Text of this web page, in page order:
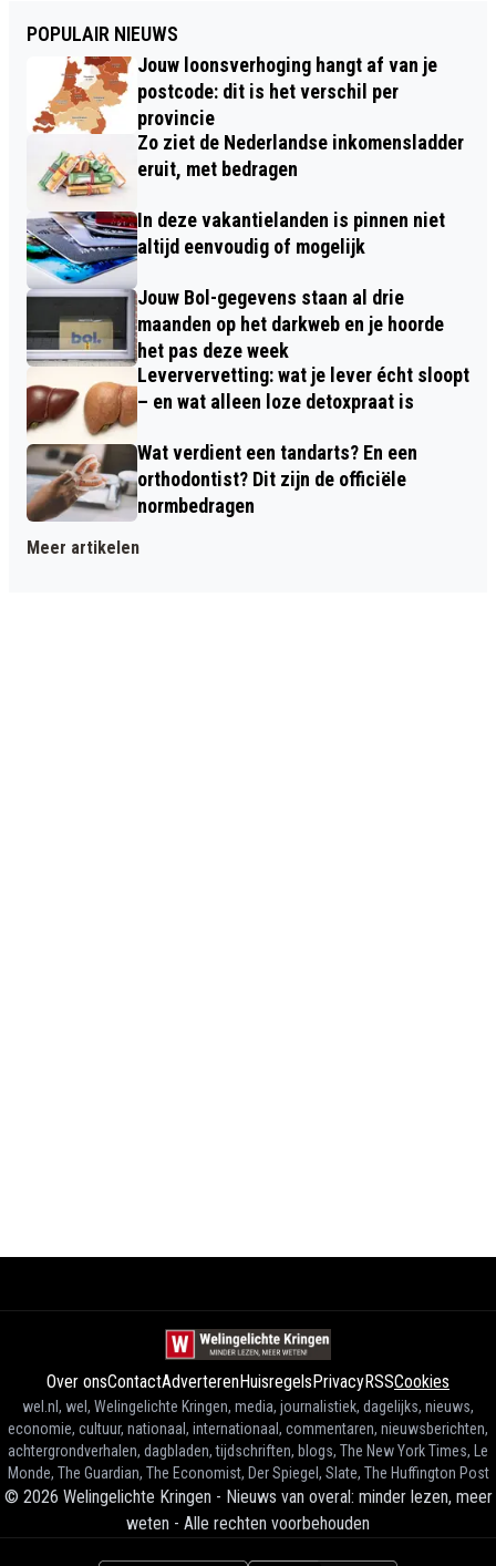
POPULAIR NIEUWS
Jouw loonsverhoging hangt af van je
postcode: dit is het verschil per
provincie
Zo ziet de Nederlandse inkomensladder
eruit, met bedragen
In deze vakantielanden is pinnen niet
altijd eenvoudig of mogelijk
Jouw Bol-gegevens staan al drie
maanden op het darkweb en je hoorde
het pas deze week
Leververvetting: wat je lever écht sloopt
– en wat alleen loze detoxpraat is
Wat verdient een tandarts? En een
orthodontist? Dit zijn de officiële
normbedragen
Meer artikelen
Over onsContactAdverterenHuisregelsPrivacyRSSCookies
wel.nl, wel, Welingelichte Kringen, media, journalistiek, dagelijks, nieuws,
economie, cultuur, nationaal, internationaal, commentaren, nieuwsberichten,
achtergrondverhalen, dagbladen, tijdschriften, blogs, The New York Times, Le
Monde, The Guardian, The Economist, Der Spiegel, Slate, The Huffington Post
© 2026 Welingelichte Kringen - Nieuws van overal: minder lezen, meer
weten - Alle rechten voorbehouden